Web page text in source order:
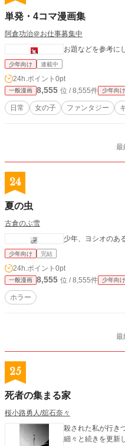
単発・4コマ漫画集
阿倉功治＠お仕事募集中
お題などを参考に
少年向け 連載中
24h.ポイント 0pt
一般漫画 8,555 位 / 8,555件 少年向け
日常 女の子 ファンタジー
最
24
夏の虫
古倉のぶ雪
少年、ヨシオのあ
少年向け 完結
24h.ポイント 0pt
一般漫画 8,555 位 / 8,555件 少年向け
ホラー
最
25
死者の集まる家
桜小路勇人/舘石奈々
殺された私が行き
細々と続きを更新していきます 4/